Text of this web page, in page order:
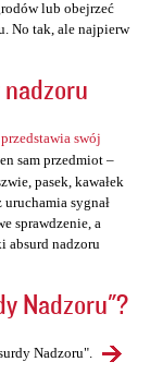
lub obejrzeć
No tak, ale najpierw
swój
sam przedmiot –
pasek, kawałek
sygnał
sprawdzenie, a
absurd nadzoru
Nadzoru"?
Nadzoru".